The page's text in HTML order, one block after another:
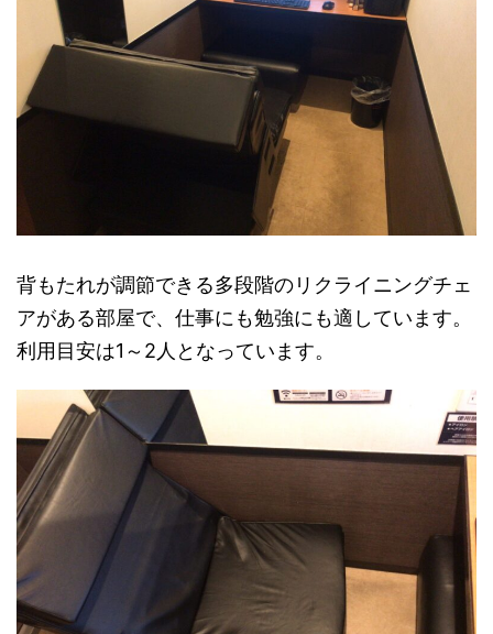
背もたれが調節できる多段階のリクライニングチェ
アがある部屋で、仕事にも勉強にも適しています。
利用目安は1～2人となっています。